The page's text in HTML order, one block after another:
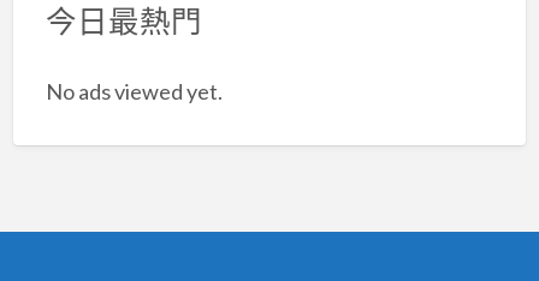
今日最熱門
No ads viewed yet.